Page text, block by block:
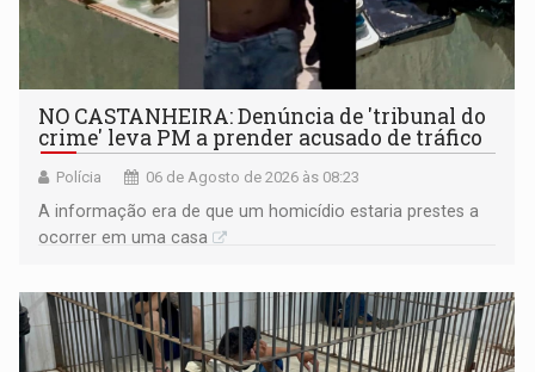
NO CASTANHEIRA: ​Denúncia de 'tribunal do
crime' leva PM a prender acusado de tráfico
Polícia 06 de Agosto de 2026 às 08:23
A informação era de que um homicídio estaria prestes a
ocorrer em uma casa